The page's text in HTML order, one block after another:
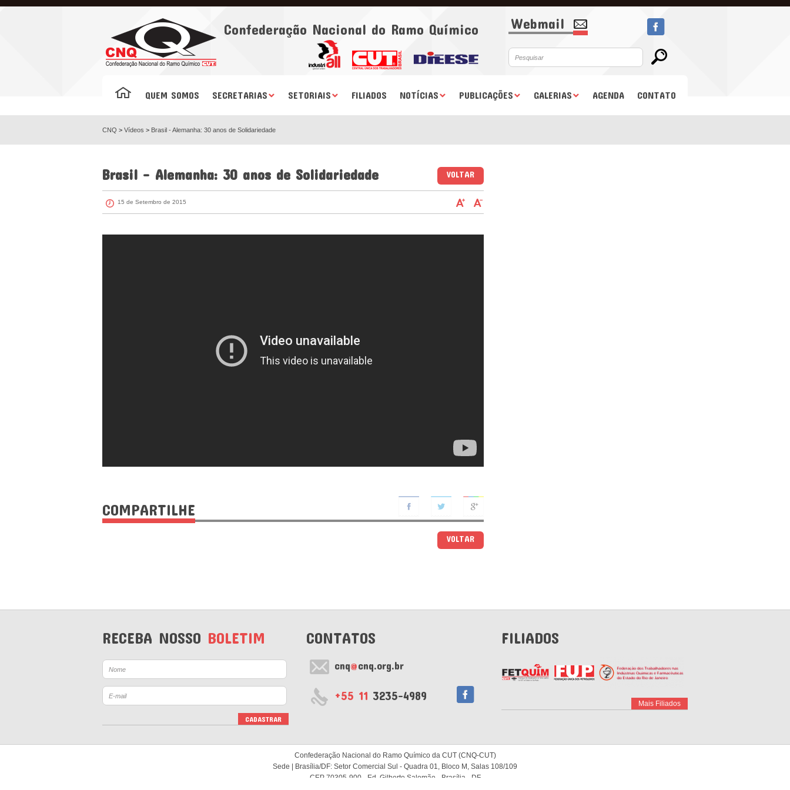
Confederação Nacional do Ramo Químico Webmail
QUEM SOMOS SECRETARIAS SETORIAIS FILIADOS NOTÍCIAS PUBLICAÇÕES GALERIAS AGENDA CONTATO
CNQ > Vídeos > Brasil - Alemanha: 30 anos de Solidariedade
VOLTAR
Brasil - Alemanha: 30 anos de Solidariedade
15 de Setembro de 2015
COMPARTILHE
VOLTAR
RECEBA NOSSO BOLETIM CONTATOS
cnq@cnq.org.br
+55 11 3235-4989
FILIADOS
Mais Filiados
Confederação Nacional do Ramo Químico da CUT (CNQ-CUT)
Sede | Brasília/DF: Setor Comercial Sul - Quadra 01, Bloco M, Salas 108/109
CEP 70305-900 - Ed. Gilberto Salomão - Brasília - DF